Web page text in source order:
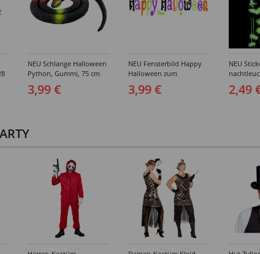
NEU Schlange Halloween
Python, Gummi, 75 cm
3,99 €
NEU Fensterbild Happy
Halloween zum
Ankleben, 50x15cm
3,99 €
NEU
Spinnen
2,49